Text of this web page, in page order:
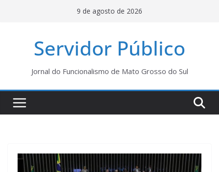
9 de agosto de 2026
Servidor Público
Jornal do Funcionalismo de Mato Grosso do Sul